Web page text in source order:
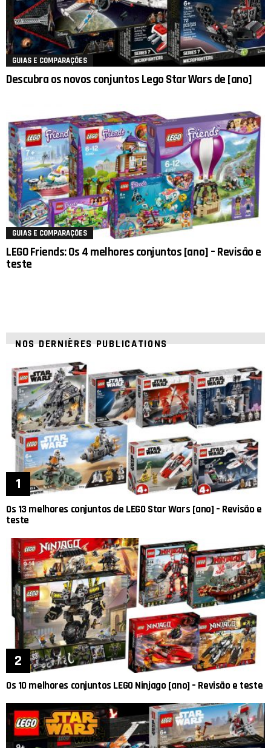
GUIAS E COMPARAÇÕES
Descubra os novos conjuntos Lego Star Wars de [ano]
GUIAS E COMPARAÇÕES
LEGO Friends: Os 4 melhores conjuntos [ano] – Revisão e
teste
NOS DERNIÈRES PUBLICATIONS
Os 13 melhores conjuntos de LEGO Star Wars [ano] – Revisão e
teste
Os 10 melhores conjuntos LEGO Ninjago [ano] – Revisão e teste